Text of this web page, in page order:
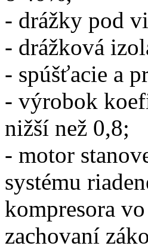
- drážky pod
- drážková
- spúšťacie a
- výrobok
nižší než 0,8;
- motor
systému
kompresora
zachovaní